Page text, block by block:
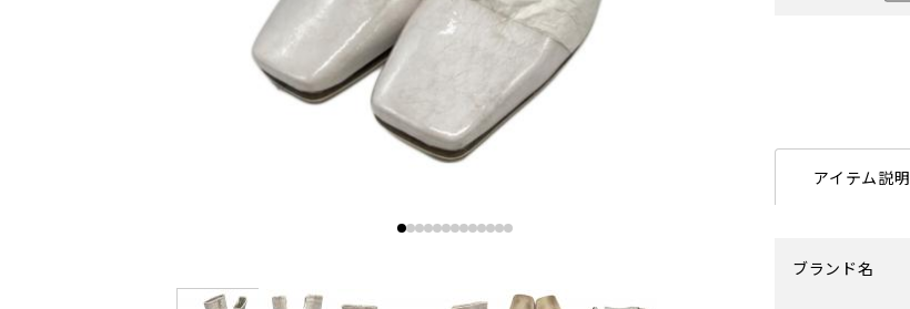
アイテム説明
ブランド名